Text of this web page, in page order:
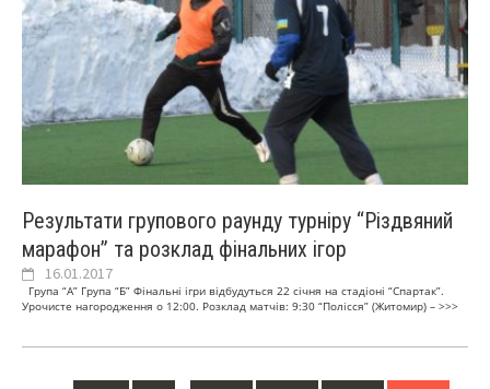
Результати групового раунду турніру “Різдвяний
марафон” та розклад фінальних ігор
16.01.2017
Група “А” Група “Б” Фінальні ігри відбудуться 22 січня на стадіоні “Спартак”.
Урочисте нагородження о 12:00. Розклад матчів: 9:30 “Полісся” (Житомир) – >>>